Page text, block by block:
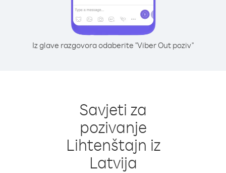
Iz glave razgovora odaberite "Viber Out poziv"
Savjeti za
pozivanje
Lihtenštajn iz
Latvija